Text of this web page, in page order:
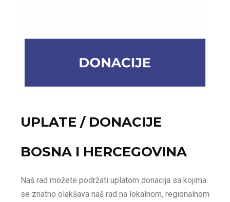
UPLATE / DONACIJE
BOSNA I HERCEGOVINA
Naš rad možete podržati uplatom donacija sa kojima
se znatno olakšava naš rad na lokalnom, regionalnom